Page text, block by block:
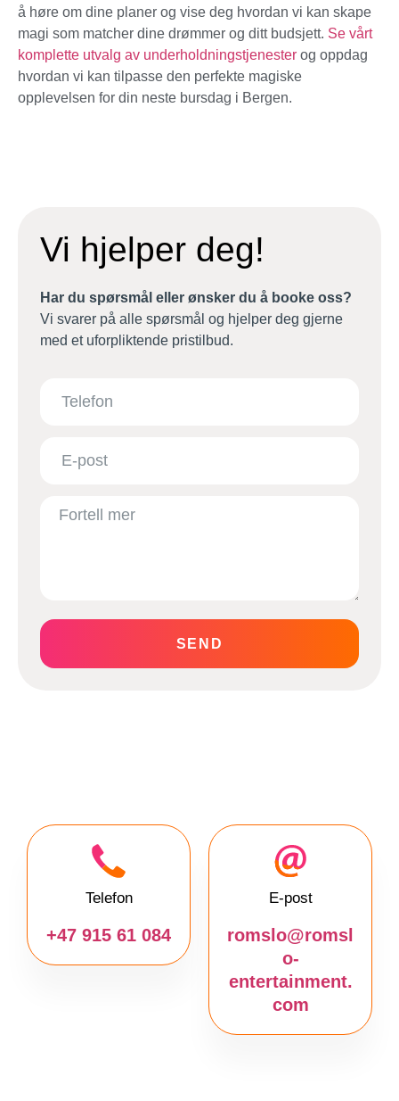
å høre om dine planer og vise deg hvordan vi kan skape
magi som matcher dine drømmer og ditt budsjett. Se vårt
komplette utvalg av underholdningstjenester og oppdag
hvordan vi kan tilpasse den perfekte magiske
opplevelsen for din neste bursdag i Bergen.
Vi hjelper deg!
Har du spørsmål eller ønsker du å booke oss?
Vi svarer på alle spørsmål og hjelper deg gjerne
med et uforpliktende pristilbud.
SEND
Telefon
+47 915 61 084
E-post
romslo@romsl
o-
entertainment.
com